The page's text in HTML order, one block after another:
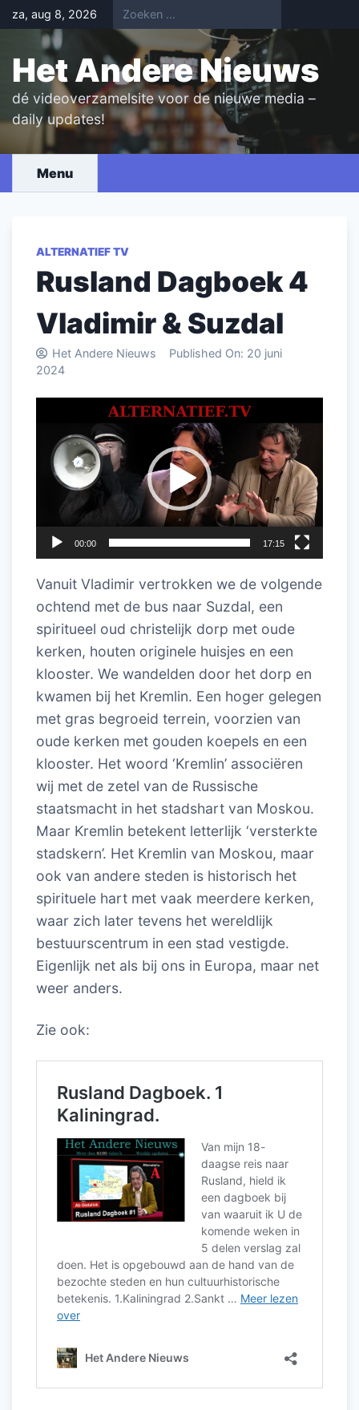
Skip
to
content
za, aug 8, 2026
Het Andere Nieuws
dé videoverzamelsite voor de nieuwe media –
daily updates!
Menu
ALTERNATIEF TV
Rusland Dagboek 4
Vladimir & Suzdal
Het Andere Nieuws Published On: 20 juni
2024
Videospeler
00:00 17:15
Vanuit Vladimir vertrokken we de volgende
ochtend met de bus naar Suzdal, een
spiritueel oud christelijk dorp met oude
kerken, houten originele huisjes en een
klooster. We wandelden door het dorp en
kwamen bij het Kremlin. Een hoger gelegen
met gras begroeid terrein, voorzien van
oude kerken met gouden koepels en een
klooster. Het woord ‘Kremlin’ associëren
wij met de zetel van de Russische
staatsmacht in het stadshart van Moskou.
Maar Kremlin betekent letterlijk ‘versterkte
stadskern’. Het Kremlin van Moskou, maar
ook van andere steden is historisch het
spirituele hart met vaak meerdere kerken,
waar zich later tevens het wereldlijk
bestuurscentrum in een stad vestigde.
Eigenlijk net als bij ons in Europa, maar net
weer anders.
Zie ook: